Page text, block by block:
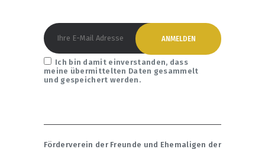
Ich bin damit einverstanden, dass
meine übermittelten Daten gesammelt
und gespeichert werden.
Förderverein der Freunde und Ehemaligen der